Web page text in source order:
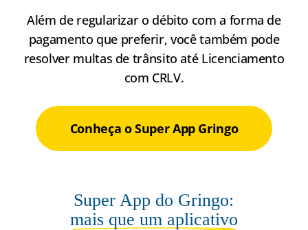
Além de regularizar o débito com a forma de
pagamento que preferir, você também pode
resolver multas de trânsito até Licenciamento
com CRLV.
Conheça o Super App Gringo
Super App do Gringo:
mais que um aplicativo